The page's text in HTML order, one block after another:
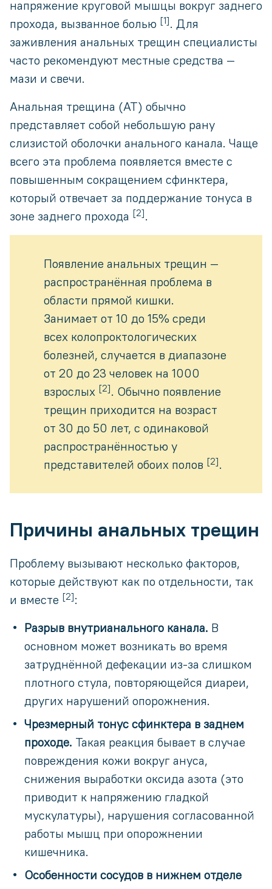
напряжение круговой мышцы вокруг заднего
прохода, вызванное болью [1]. Для
заживления анальных трещин специалисты
часто рекомендуют местные средства —
мази и свечи.
Анальная трещина (АТ) обычно
представляет собой небольшую рану
слизистой оболочки анального канала. Чаще
всего эта проблема появляется вместе с
повышенным сокращением сфинктера,
который отвечает за поддержание тонуса в
зоне заднего прохода [2].
Появление анальных трещин —
распространённая проблема в
области прямой кишки.
Занимает от 10 до 15% среди
всех колопроктологических
болезней, случается в диапазоне
от 20 до 23 человек на 1000
взрослых [2]. Обычно появление
трещин приходится на возраст
от 30 до 50 лет, с одинаковой
распространённостью у
представителей обоих полов [2].
Причины анальных трещин
Проблему вызывают несколько факторов,
которые действуют как по отдельности, так
и вместе [2]:
Разрыв внутрианального канала. В
основном может возникать во время
затруднённой дефекации из-за слишком
плотного стула, повторяющейся диареи,
других нарушений опорожнения.
Чрезмерный тонус сфинктера в заднем
проходе. Такая реакция бывает в случае
повреждения кожи вокруг ануса,
снижения выработки оксида азота (это
приводит к напряжению гладкой
мускулатуры), нарушения согласованной
работы мышц при опорожнении
кишечника.
Особенности сосудов в нижнем отделе